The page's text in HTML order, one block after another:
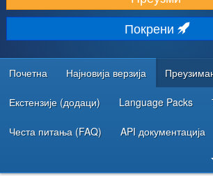
ОТКРИЈТЕ И НАУЧИТЕ
ЗАЈЕДНИЦА И ПОДРШКА
РЕСУРСИ ЗА РАЗВОЈ
Покрени
Почетна Најновија верзија
Екстензије (додаци) Language Packs
Честа питања (FAQ) API документација